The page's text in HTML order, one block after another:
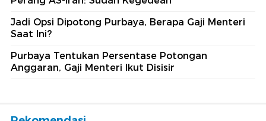
Jadi Opsi Dipotong Purbaya, Berapa Gaji Menteri
Saat Ini?
Purbaya Tentukan Persentase Potongan
Anggaran, Gaji Menteri Ikut Disisir